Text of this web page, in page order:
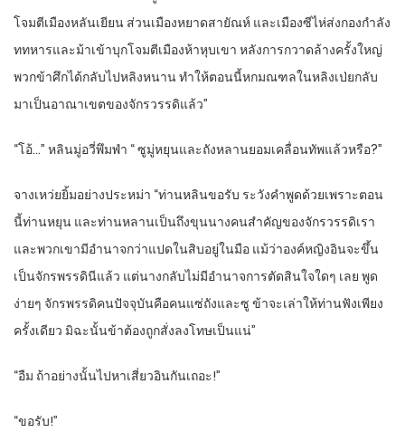
โจมตีเมืองหลันเยียน ส่วนเมืองหยาดสายัณห์ และเมืองซีไห่ส่งกองกำลัง
ททหารและม้าเข้าบุกโจมตีเมืองห้าหุบเขา หลังการกวาดล้างครั้งใหญ่
พวกข้าศึกได้กลับไปหลิงหนาน ทำให้ตอนนี้หกมณฑลในหลิงเป่ยกลับ
มาเป็นอาณาเขตของจักรวรรดิแล้ว”
“โอ้…” หลินมู่อวี่พึมพำ “ ซูมู่หยุนและถังหลานยอมเคลื่อนทัพแล้วหรือ?”
จางเหว่ยยิ้มอย่างประหม่า “ท่านหลินขอรับ ระวังคำพูดด้วยเพราะตอน
นี้ท่านหยุน และท่านหลานเป็นถึงขุนนางคนสำคัญของจักรวรรดิเรา
และพวกเขามีอำนาจกว่าแปดในสิบอยู่ในมือ แม้ว่าองค์หญิงอินจะขึ้น
เป็นจักรพรรดินีแล้ว แต่นางกลับไม่มีอำนาจการตัดสินใจใดๆ เลย พูด
ง่ายๆ จักรพรรดิคนปัจจุบันคือคนแซ่ถังและซู ข้าจะเล่าให้ท่านฟังเพียง
ครั้งเดียว มิฉะนั้นข้าต้องถูกสั่งลงโทษเป็นแน่”
“อืม ถ้าอย่างนั้นไปหาเสี่ยวอินกันเถอะ!”
“ขอรับ!”